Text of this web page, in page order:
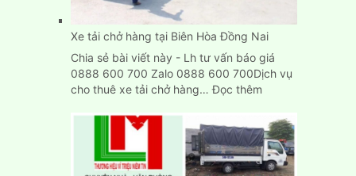
TpHCM
Xe tải chở hàng tại Biên Hòa Đồng Nai
Chia sẻ bài viết này - Lh tư vấn báo giá
0888 600 700 Zalo 0888 600 700Dịch vụ
cho thuê xe tải chở hàng…Đọc thêm:
tải
chở
hàng
tại